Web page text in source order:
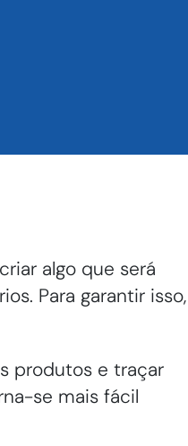
algo que será
Para garantir isso,
produtos e traçar
se mais fácil